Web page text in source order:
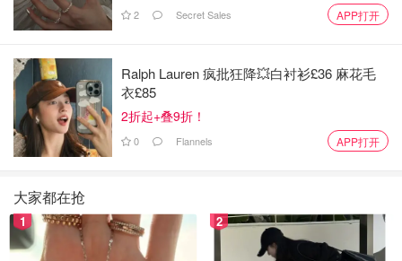
2 Secret Sales APP打开
Ralph Lauren 疯批狂降💥白衬衫£36 麻花毛
衣£85
2折起+叠9折！
0 Flannels APP打开
大家都在抢
1 2